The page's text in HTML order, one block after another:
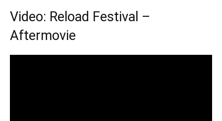
Video: Reload Festival –
Aftermovie